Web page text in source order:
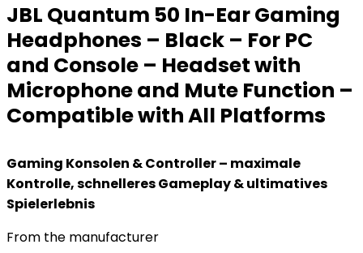
JBL Quantum 50 In-Ear Gaming
Headphones – Black – For PC
and Console – Headset with
Microphone and Mute Function –
Compatible with All Platforms
Gaming Konsolen & Controller – maximale
Kontrolle, schnelleres Gameplay & ultimatives
Spielerlebnis
From the manufacturer